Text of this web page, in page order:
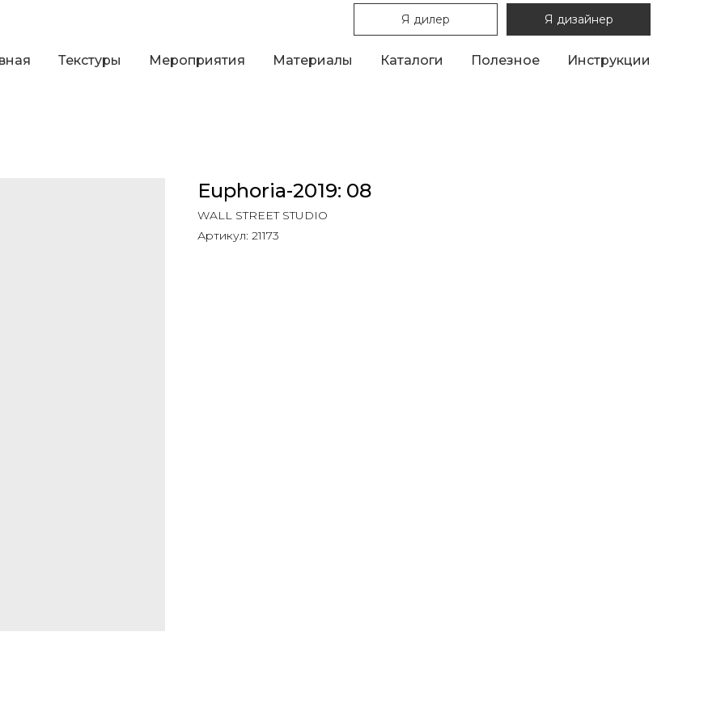
Я дилер Я дизайнер
Текстуры Мероприятия Материалы Каталоги Полезное Инструкции
Euphoria-2019: 08
WALL STREET STUDIO
Артикул: 21173